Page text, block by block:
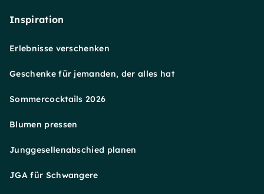
Inspiration
Erlebnisse verschenken
Geschenke für jemanden, der alles hat
Sommercocktails 2026
Blumen pressen
Junggesellenabschied planen
JGA für Schwangere